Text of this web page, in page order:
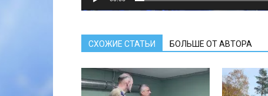
СХОЖИЕ СТАТЬИ БОЛЬШЕ ОТ АВТОРА